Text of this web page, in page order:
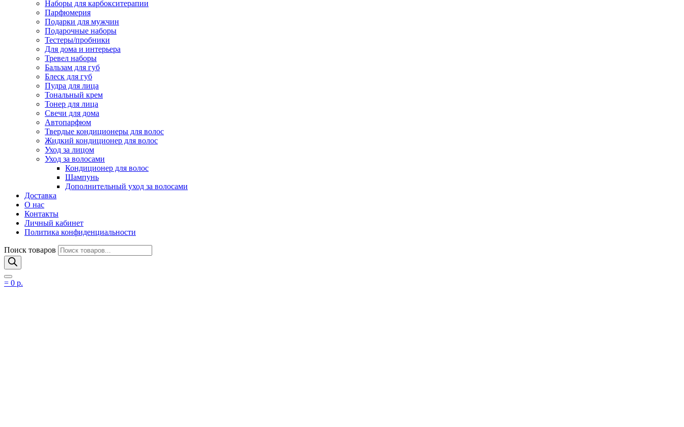
Наборы для карбокситерапии
Парфюмерия
Подарки для мужчин
Подарочные наборы
Тестеры/пробники
Для дома и интерьера
Тревел наборы
Бальзам для губ
Блеск для губ
Пудра для лица
Тональный крем
Тонер для лица
Свечи для дома
Автопарфюм
Твердые кондиционеры для волос
Жидкий кондиционер для волос
Уход за лицом
Уход за волосами
Кондиционер для волос
Шампунь
Дополнительный уход за волосами
Доставка
О нас
Контакты
Личный кабинет
Политика конфиденциальности
Поиск товаров
= 0 р.